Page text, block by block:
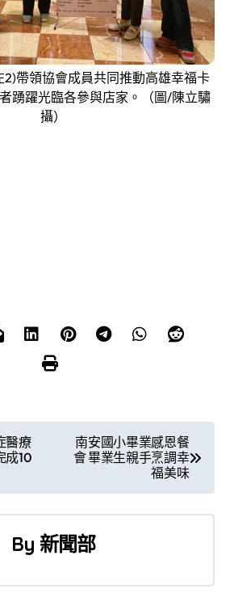
帶領協會成員共同推動高雄幸福卡
踴躍光臨各參與店家。（圖/陳立驌
攝）
醫療
成10
南安國小畢業感恩餐
會 畢業生親手烹調幸
福美味
By 新聞部